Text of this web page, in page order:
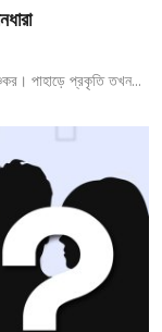
পাহাড়ে প্রকৃতি তখন...